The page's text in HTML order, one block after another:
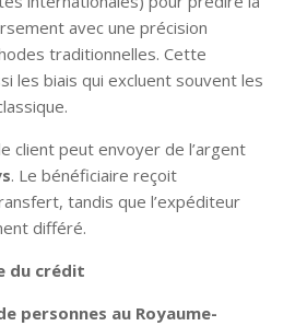
avec une précision
traditionnelles. Cette
les biais qui excluent souvent les
client peut envoyer de l’argent
. Le bénéficiaire reçoit
tandis que l’expéditeur
différé.
du crédit
personnes au Royaume-